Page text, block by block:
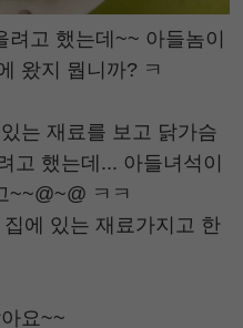
려고 했는데~~ 아들놈이
왔지 뭡니까? ㅋ
는 재료를 보고 닭가슴
고 했는데... 아들녀석이
~~@~@ ㅋㅋ
에 있는 재료가지고 한
요~~